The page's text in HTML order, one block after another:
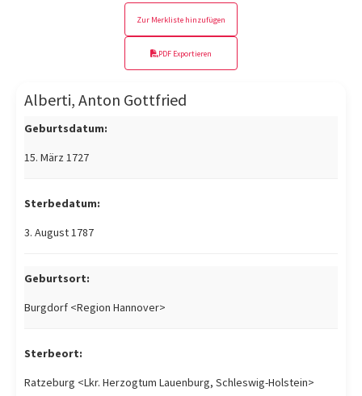
Zur Merkliste hinzufügen
PDF Exportieren
Alberti, Anton Gottfried
Geburtsdatum:
15. März 1727
Sterbedatum:
3. August 1787
Geburtsort:
Burgdorf <Region Hannover>
Sterbeort:
Ratzeburg <Lkr. Herzogtum Lauenburg, Schleswig-Holstein>